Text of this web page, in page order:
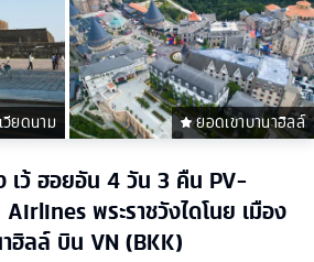
ยดนาม ยอดเขาบานาฮิลล์
เว้ ฮอยอัน 4 วัน 3 คืน PV-
พระราชวังไดโนย เมือง
ฮิลล์ บิน VN (BKK)